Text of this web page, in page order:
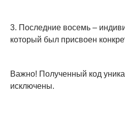
3. Последние восемь –
который был присвоен
Важно! Полученный код
исключены.